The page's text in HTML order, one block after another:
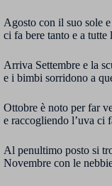
Agosto con il suo sole
ci fa bere tanto e a tutte
Arriva Settembre e la
e i bimbi sorridono a
Ottobre è noto per far
e raccogliendo l’uva ci
Al penultimo posto si
Novembre con le